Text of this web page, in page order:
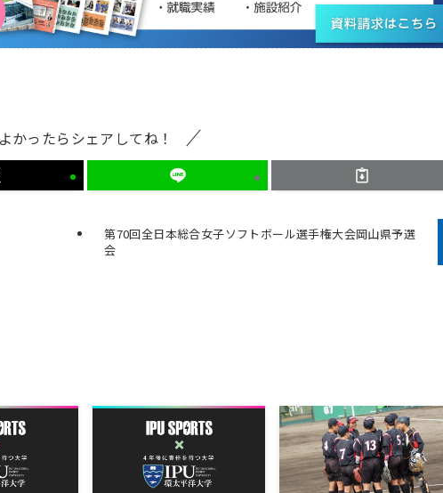
よかったらシェアしてね！
第70回全日本総合女子ソフトボール選手権大会岡山県予選
会